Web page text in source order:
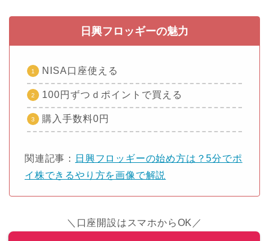
日興フロッギーの魅力
NISA口座使える
100円ずつｄポイントで買える
購入手数料0円
関連記事：
日興フロッギーの始め方は？5分でポ
イ株できるやり方を画像で解説
＼口座開設はスマホからOK／